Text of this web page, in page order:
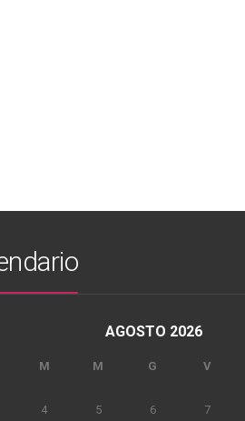
AGOSTO 2026
M M G V
4 5 6 7